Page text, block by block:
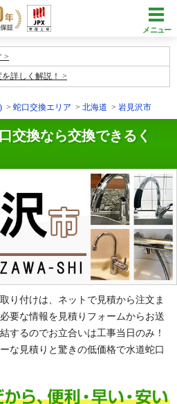
メニュー
詳しく解説！
蛇口交換エリア 北海道 岩見沢市
交換なら交換できるく
り付けは、ネットで見積から注文ま
要な情報を見積りフォームからお送
するのでお立合いは工事当日のみ！
な見積りと驚きの低価格で水道蛇口